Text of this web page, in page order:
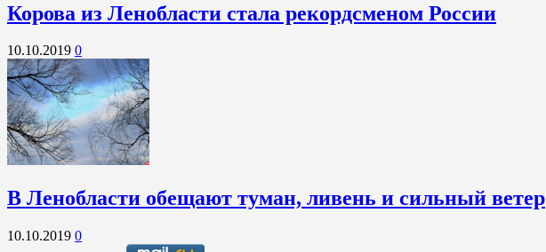
Корова из Ленобласти стала рекордсменом России
10.10.2019 0
В Ленобласти обещают туман, ливень и сильный ветер
10.10.2019 0